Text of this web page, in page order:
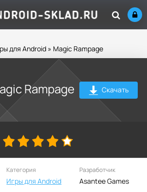
для Android » Magic Rampage
Rampage Скачать
Категория
Игры для Android
Разработчик
Asantee Games